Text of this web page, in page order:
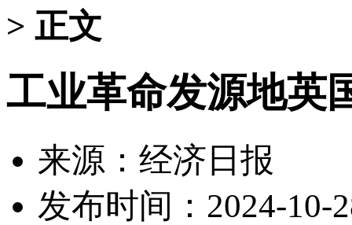
> 正文
工业革命发源地英
来源：经济日报
发布时间：2024-10-